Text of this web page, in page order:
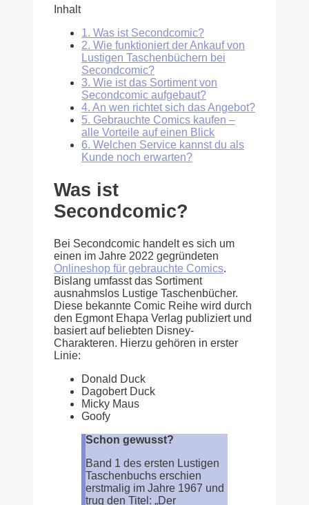
Inhalt
1. Was ist Secondcomic?
2. Wie funktioniert der Ankauf von
Lustigen Taschenbüchern bei
Secondcomic?
3. Wie ist das Sortiment von
Secondcomic aufgebaut?
4. An wen richtet sich das Angebot?
5. Gebrauchte Comics kaufen –
alle Vorteile auf einen Blick
6. Welchen Service kannst du als
Kunde noch erwarten?
Was ist
Secondcomic?
Bei Secondcomic handelt es sich um
einen im Jahre 2022 gegründeten
Onlineshop für gebrauchte Comics.
Bislang umfasst das Sortiment
ausnahmslos Lustige Taschenbücher.
Diese bekannte Comic Reihe wird durch
den Egmont Ehapa Verlag publiziert und
basiert auf beliebten Disney-
Charakteren. Hierzu gehören in erster
Linie:
Donald Duck
Dagobert Duck
Micky Maus
Goofy
Schon gewusst?
Band 1 des ersten Lustigen
Taschenbuchs erschien
erstmalig im Jahre 1967 und
trug den Titel: „Der